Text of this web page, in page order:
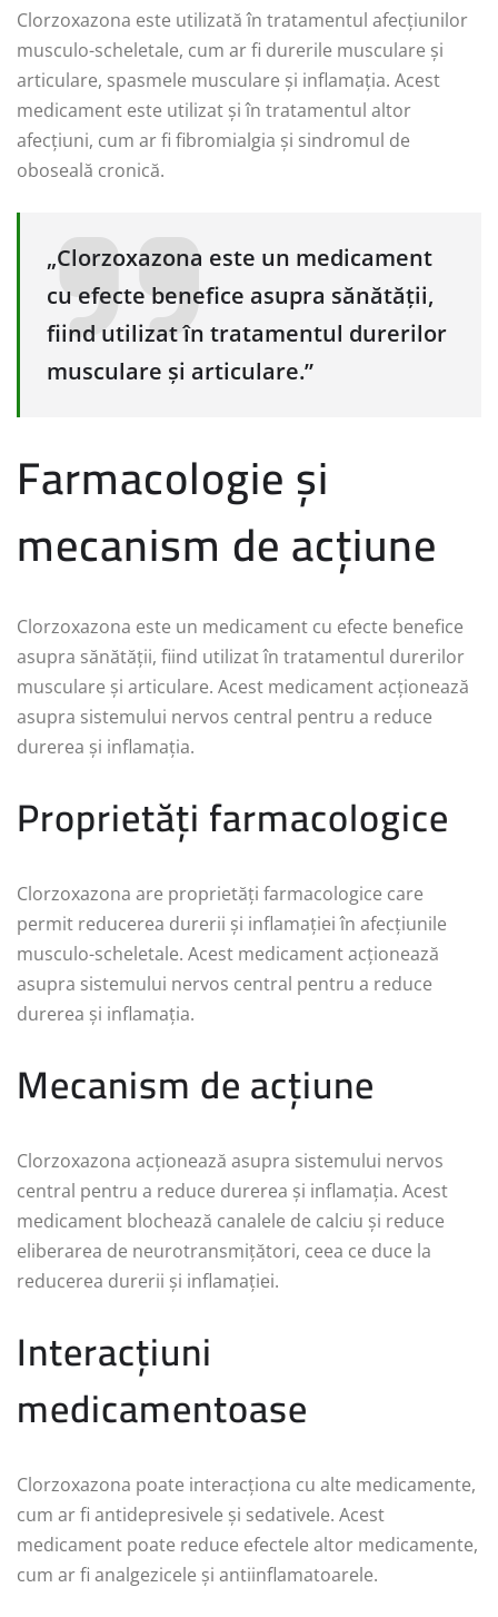
Clorzoxazona este utilizată în tratamentul afecțiunilor
musculo-scheletale, cum ar fi durerile musculare și
articulare, spasmele musculare și inflamația. Acest
medicament este utilizat și în tratamentul altor
afecțiuni, cum ar fi fibromialgia și sindromul de
oboseală cronică.
„Clorzoxazona este un medicament
cu efecte benefice asupra sănătății,
fiind utilizat în tratamentul durerilor
musculare și articulare.”
Farmacologie și
mecanism de acțiune
Clorzoxazona este un medicament cu efecte benefice
asupra sănătății, fiind utilizat în tratamentul durerilor
musculare și articulare. Acest medicament acționează
asupra sistemului nervos central pentru a reduce
durerea și inflamația.
Proprietăți farmacologice
Clorzoxazona are proprietăți farmacologice care
permit reducerea durerii și inflamației în afecțiunile
musculo-scheletale. Acest medicament acționează
asupra sistemului nervos central pentru a reduce
durerea și inflamația.
Mecanism de acțiune
Clorzoxazona acționează asupra sistemului nervos
central pentru a reduce durerea și inflamația. Acest
medicament blochează canalele de calciu și reduce
eliberarea de neurotransmițători, ceea ce duce la
reducerea durerii și inflamației.
Interacțiuni
medicamentoase
Clorzoxazona poate interacționa cu alte medicamente,
cum ar fi antidepresivele și sedativele. Acest
medicament poate reduce efectele altor medicamente,
cum ar fi analgezicele și antiinflamatoarele.